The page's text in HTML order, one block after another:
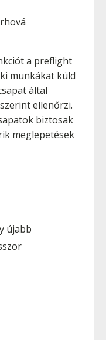
a preflight
munkákat küld
által
ellenőrzi.
biztosak
meglepetések
újabb